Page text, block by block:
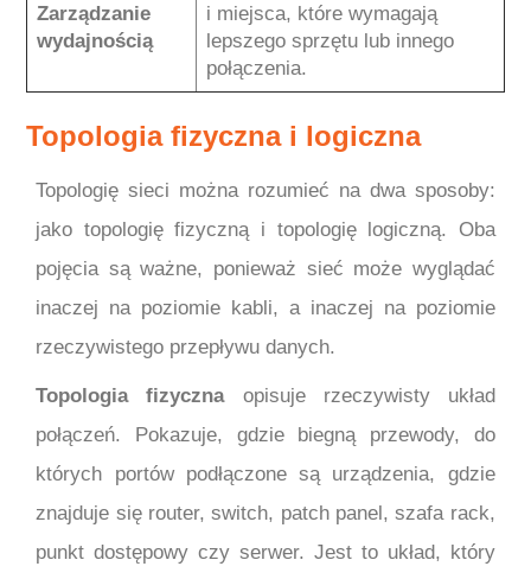
Zarządzanie
wydajnością
i miejsca, które wymagają
lepszego sprzętu lub innego
połączenia.
Topologia fizyczna i logiczna
Topologię sieci można rozumieć na dwa sposoby:
jako topologię fizyczną i topologię logiczną. Oba
pojęcia są ważne, ponieważ sieć może wyglądać
inaczej na poziomie kabli, a inaczej na poziomie
rzeczywistego przepływu danych.
Topologia fizycznaopisuje rzeczywisty układ
połączeń. Pokazuje, gdzie biegną przewody, do
których portów podłączone są urządzenia, gdzie
znajduje się router, switch, patch panel, szafa rack,
punkt dostępowy czy serwer. Jest to układ, który